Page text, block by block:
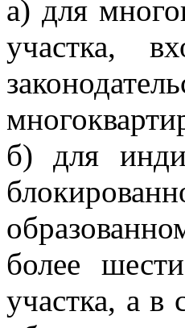
а) для
участка,
б) для
более
участка, а в